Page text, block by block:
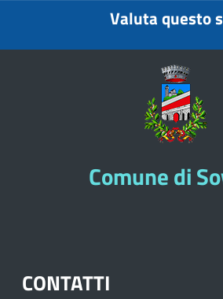
Valuta questo
Comune di
CONTATTI